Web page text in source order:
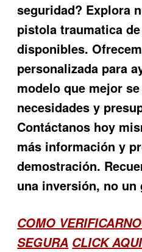
seguridad? Explora
pistola traumatica
disponibles.
personalizada para
modelo que mejor
necesidades y
Contáctanos hoy
más información y
demostración.
una inversión, no un
COMO
SEGURA CLICK